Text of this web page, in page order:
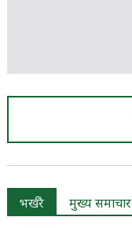
भर्खरै मुख्य समाचार